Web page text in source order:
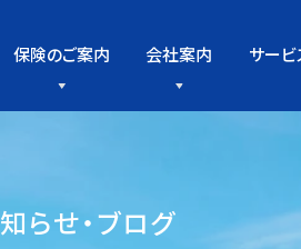
保険のご案内 会社案内 サービ
知らせ・ブログ